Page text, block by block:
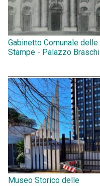
Gabinetto Comunale delle
Stampe - Palazzo Braschi
Museo Storico delle